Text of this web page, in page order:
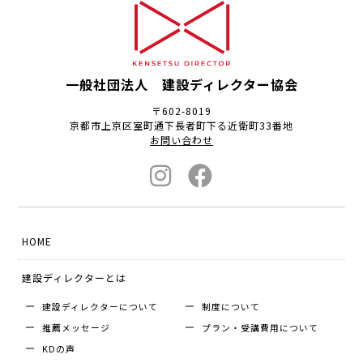
一般社団法人 建設ディレクター協会
〒602-8019
京都市上京区室町通下長者町下る近衛町33番地
お問い合わせ
HOME
建設ディレクターとは
建設ディレクターについて
制度について
推薦メッセージ
プラン・受講費用について
KDの声